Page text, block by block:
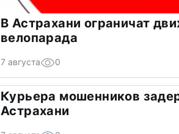
В Астрахани ограничат
велопарада
7 августа 0
Курьера мошенников
Астрахани